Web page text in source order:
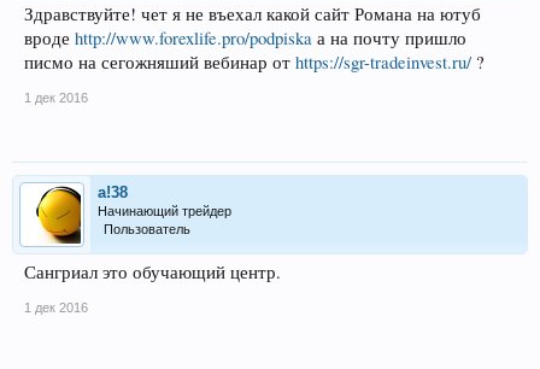
Здравствуйте! чет я не въехал какой сайт Романа на ютуб
вроде http://www.forexlife.pro/podpiska а на почту пришло
писмо на сегожняший вебинар от https://sgr-tradeinvest.ru/ ?
1 дек 2016
a!38
Начинающий трейдер
Пользователь
Сангриал это обучающий центр.
1 дек 2016